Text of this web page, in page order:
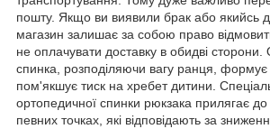
пошту. Якщо ви виявили брак або якийсь
магазин залишає за собою право
не оплачувати доставку в обидві
спинка, розподіляючи вагу ранця, формує
пом'якшує тиск на хребет дитини.
ортопедичної спинки рюкзака прилягає
певних точках, які відповідають за